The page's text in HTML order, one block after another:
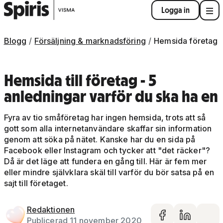
Logga in
Blogg Försäljning & marknadsföring Hemsida företag
Hemsida till företag - 5
anledningar varför du ska ha en
Fyra av tio småföretag har ingen hemsida,trots att så
gott som alla internetanvändare skaffar sin information
genom att söka på nätet. Kanske har du en sida på
Facebook eller Instagram och tycker att "det räcker"?
Då är det läge att fundera en gång till. Här är fem mer
eller mindre självklara skäl till varför du bör satsa på en
sajt till företaget.
Redaktionen
Publicerad 11 november 2020